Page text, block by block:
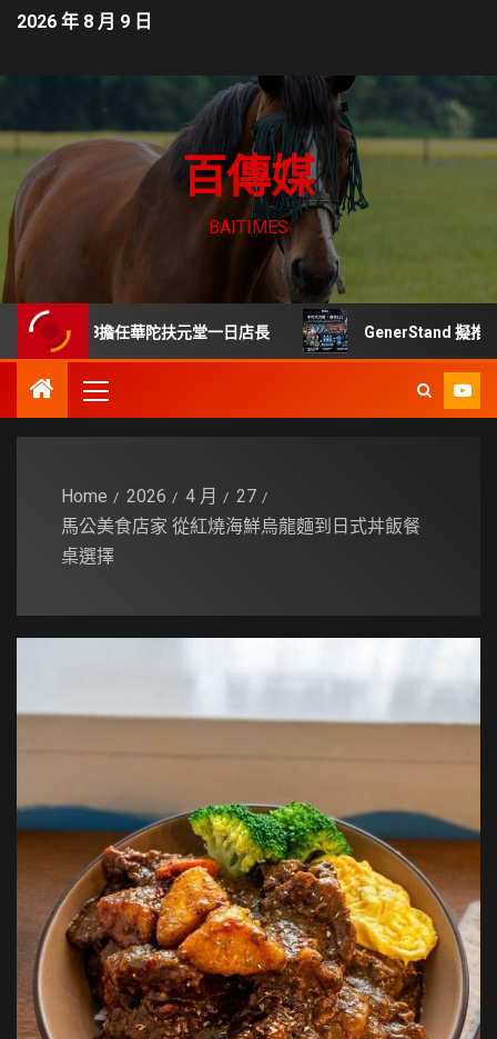
2026 年 8 月 9 日
百傳媒
BAITIMES
8/8擔任華陀扶元堂一日店長 GenerStand 擬推「人力發
Home 2026 4 月
27
馬公美食店家 從紅燒海鮮烏龍麵到日式丼飯餐
桌選擇